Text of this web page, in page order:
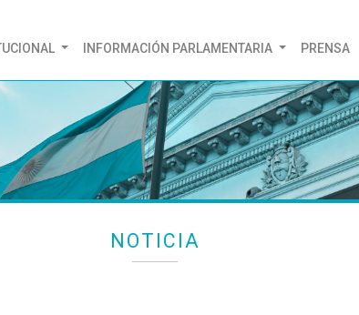
INFORMACIÓN PARLAMENTARIA PRENSA
NOTICIA